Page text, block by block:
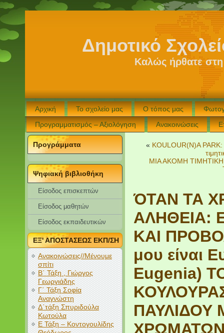
Δημοτικό
Καλώς ήρθατε
Αρχική Το σχολείο μας Ο τόπος μας
Προγραμματισμός – Αξιολόγηση
Ανακοινώσεις
Προγράμματα
Ψηφιακή βιβλιοθήκη
Είσοδος επισκεπτών
Eίσοδος μαθητών
Είσοδος εκπαιδευτικών
ΕΞ' ΑΠΟΣΤΑΣΕΩΣ ΕΚΠ/ΣΗ
Ανακοινώσεις//Μένουμε
σπίτι
Β΄ Τάξη , Γιώργος
Γεωργιάδης
Γ΄ Τάξη Σοφία
Αναγνώστη
Δ΄τάξη Σπυριδούλα
Κωτούλα
Ε Τάξη – Κοντογουλίδης
« KOULOUR(N)A
ΜΙΑ ΑΚΟΜΗ
ΌΤΑΝ ΤΑ
ΑΛΗΘΕΙΑ:
ΚΑΙ
μου είναι
Eugenia)
ΠΑΥΛΙΔΟΥ